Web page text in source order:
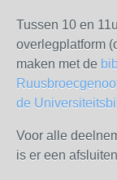
Tussen 10 en
overlegplatform
maken met de
de
Voor alle
is er een